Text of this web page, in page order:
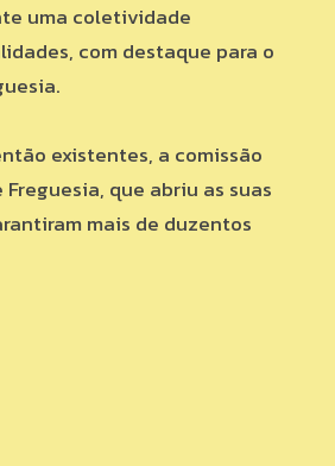
uma coletividade
com destaque para o
existentes, a comissão
que abriu as suas
mais de duzentos